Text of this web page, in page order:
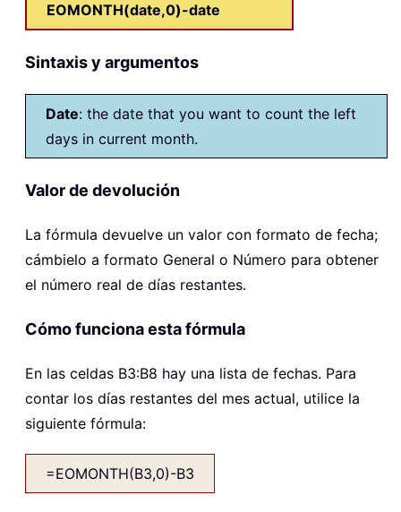
EOMONTH(date,0)-date
Sintaxis y argumentos
Date: the date that you want to count the left
days in current month.
Valor de devolución
La fórmula devuelve un valor con formato de fecha;
cámbielo a formato General o Número para obtener
el número real de días restantes.
Cómo funciona esta fórmula
En las celdas B3:B8 hay una lista de fechas. Para
contar los días restantes del mes actual, utilice la
siguiente fórmula:
=EOMONTH(B3,0)-B3